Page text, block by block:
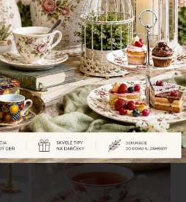
€
Sada 2 hrnčekov s lyžičkami,
kvetinový vzor, dve farby, 330
ml
23,40 €